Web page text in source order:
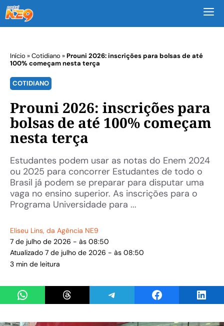
Início »Cotidiano »Prouni 2026: inscrições para bolsas de até
100% começam nesta terça
COTIDIANO
Prouni 2026: inscrições para
bolsas de até 100% começam
nesta terça
Estudantes podem usar as notas do Enem 2024
ou 2025 para concorrer Estudantes de todo o
Brasil já podem se preparar para disputar uma
vaga no ensino superior. As inscrições para o
Programa Universidade para ...
Eliseu Lins, da Agência NE9
7 de julho de 2026 - às 08:50
Atualizado 7 de julho de 2026 - às 08:50
3 min de leitura
Share on WhatsAppShare on ThreadsShare on TelegramShare on Facebook